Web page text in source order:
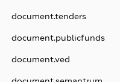
document.tenders
document.publicfunds
document.ved